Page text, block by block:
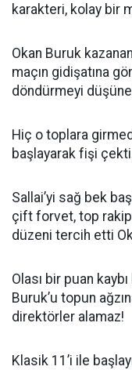
karakteri, kolay bir
Okan Buruk
maçın gidişatına
döndürmeyi
Hiç o toplara
başlayarak fişi
Sallai’yi sağ bek
çift forvet, top
düzeni tercih etti
Olası bir puan
Buruk’u topun
direktörler alamaz!
Klasik 11’i ile